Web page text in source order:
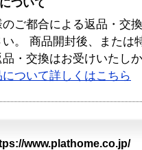
ついて
のご都合による返品・交
い。 商品開封後、または
・交換はお受けいたし
について詳しくはこちら
www.plathome.co.jp/